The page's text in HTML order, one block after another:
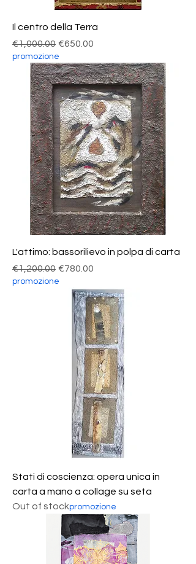
Il centro della Terra
Regular Price
€1,000.00 Sale Price
€650.00
promozione
L'attimo: bassorilievo in polpa di carta
Regular Price
€1,200.00 Sale Price
€780.00
promozione
Stati di coscienza: opera unica in
carta a mano a collage su seta
Out of stockpromozione